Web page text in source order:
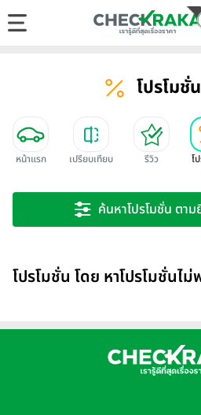
โปรโมชั่
หน้าแรก เปรียบเทียบ รีวิว โ
ค้นหาโปรโมชั่น ตา
โปรโมชั่น โดย หาโปรโมชั่นไม่